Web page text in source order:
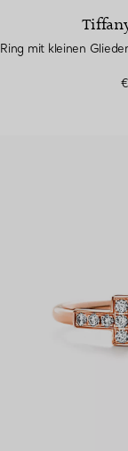
Ring mit kleinen